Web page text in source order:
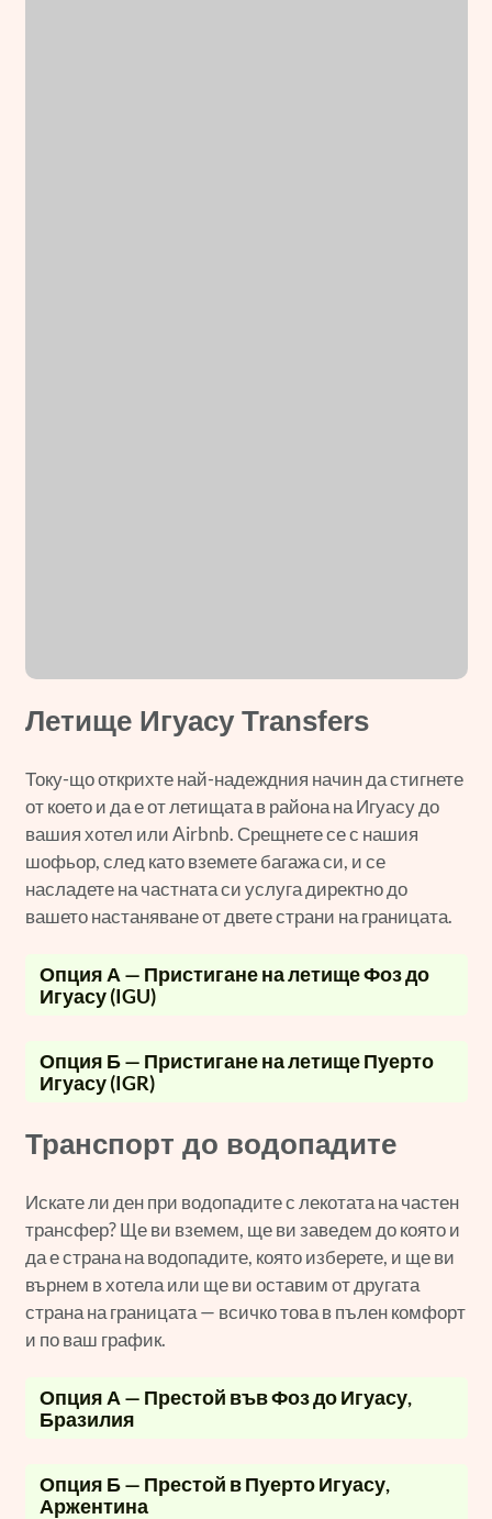
Летище Игуасу Transfers
Току-що открихте най-надеждния начин да стигнете
от което и да е от летищата в района на Игуасу до
вашия хотел или Airbnb. Срещнете се с нашия
шофьор, след като вземете багажа си, и се
насладете на частната си услуга директно до
вашето настаняване от двете страни на границата.
Опция А — Пристигане на летище Фоз до
Игуасу (IGU)
Опция Б — Пристигане на летище Пуерто
Игуасу (IGR)
Транспорт до водопадите
Искате ли ден при водопадите с лекотата на частен
трансфер? Ще ви вземем, ще ви заведем до която и
да е страна на водопадите, която изберете, и ще ви
върнем в хотела или ще ви оставим от другата
страна на границата — всичко това в пълен комфорт
и по ваш график.
Опция А — Престой във Фоз до Игуасу,
Бразилия
Опция Б — Престой в Пуерто Игуасу,
Аржентина